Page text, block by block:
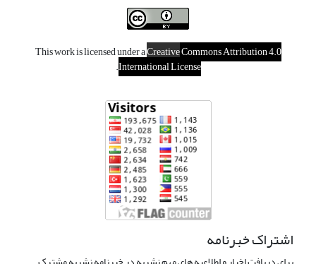
This work is licensed under aCreativeCommons Attribution 4.0
International License
.
اشتراک خبرنامه